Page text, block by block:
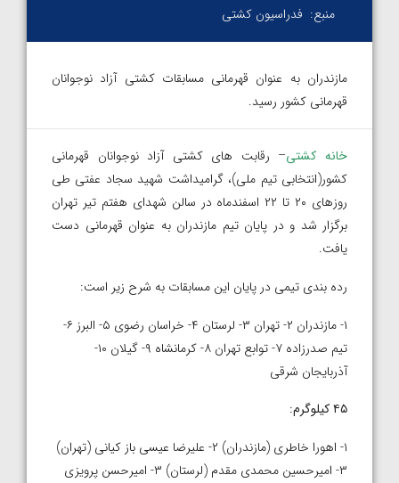
منبع: فدراسیون کشتی
مازندران به عنوان قهرمانی مسابقات کشتی آزاد نوجوانان
قهرمانی کشور رسید.
خانه کشتی– رقابت های کشتی آزاد نوجوانان قهرمانی
کشور(انتخابی تیم ملی)، گرامیداشت شهید سجاد عفتی طی
روزهای ۲۰ تا ۲۲ اسفندماه در سالن شهدای هفتم تیر تهران
برگزار شد و در پایان تیم مازندران به عنوان قهرمانی دست
یافت.
رده بندی تیمی در پایان این مسابقات به شرح زیر است:
۱- مازندران ۲- تهران ۳- لرستان ۴- خراسان رضوی ۵- البرز ۶-
تیم صدرزاده ۷- توابع تهران ۸- کرمانشاه ۹- گیلان ۱۰-
آذربایجان شرقی
۴۵ کیلوگرم:
۱- اهورا خاطری (مازندران) ۲- علیرضا عیسی باز کیانی (تهران)
۳- امیرحسین محمدی مقدم (لرستان) ۳- امیرحسن پرویزی